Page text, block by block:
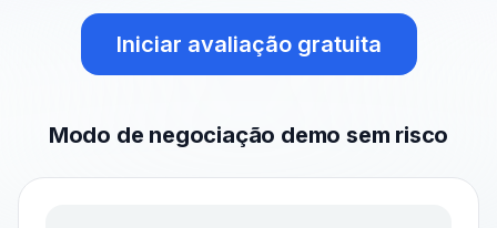
Iniciar avaliação gratuita
Modo de negociação demo sem risco